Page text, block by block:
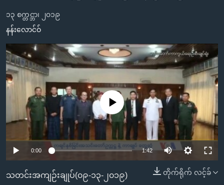
ပင်မ
အကြောင်းအရာ
ကျော်
ကြည့်
ရန်
ညွန်း
စာမျက်နှာ
ကျော်
ကြည့်
တရုတ်
အစ္စရေး-ပါလက်စတိုင်း
ရပ်ဝန်းတခု လမ်းတခု အလွန်
အင်္ဂလိပ်စာလေ့လာမယ်
အမေရိကန်သုံးအီဒီယံ
မကြေးမုံရဲ့ အင်္ဂလိပ်စာ
ရုပ်ရှင်ထဲက အင်္ဂလိပ်စာ
သုတပဒေသာ အင်္ဂလိပ်စာ
အပတ်စဉ်ကဏ္ဍများ
တီဗွီ
ရေဒီယိုနှင့်ရုပ်သံ အချက်အလက်များ
ရေဒီယို/တီဗွီအစီအစဉ်
Learning English
ဗွီအိုအေ လူမှုကွန်ယက်များ
၁၃ စက္တင္ဘာ၊ ၂၀၁၉
နန်းလောင်ဝ်
No media source currently available
0:00 1:42
တိုက်ရိုက် လင့်ခ်
သတင်းအကျဉ်းချုပ်(၀၉-၁၃-၂၀၁၉)